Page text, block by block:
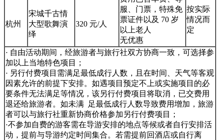
杭州
宋城千古情
大型歌舞演
绎
320 元/人
服、门票，特殊免
票证件以及 70 岁
以上老人
无优惠
按实际
情况而
定
· 自由活动期间，经旅游者与旅行社双方协商一致，可选择参
加以上当地特色项目；
· 另行付费项目需满足最低成行人数，且在时间、天气等客观
因素允许的前提下安排。如遇项目预定不上或实施项目的必
要条件无法满足等情况，该另行付费项目将取消，已交费用
退还给旅游者。如未满 足最低成行人数导致费用增加，旅游
者可以与旅行社重新协商价格参加另行付费项目；
·不参加自费的游客需在导游安排的地点等候或者自行安排活
动，提前与导游约定时间集合。若需提前回酒店或自行离